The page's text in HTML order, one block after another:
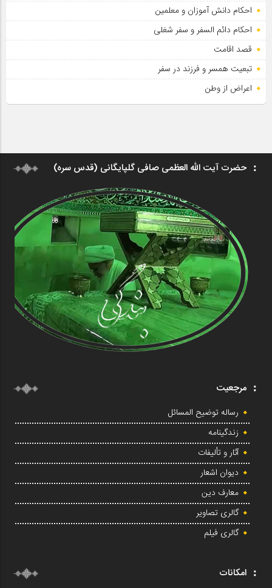
احکام دانش آموزان و معلمین
احکام دائم السفر و سفر شغلی
قصد اقامت
تبعیت همسر و فرزند در سفر
اعراض از وطن
حضرت آیت الله العظمی صافی گلپایگانی (قدس سره)
مرجعیت
رساله توضیح المسائل
زندگینامه
آثار و تألیفات
دیوان اشعار
معارف دین
گالری تصاویر
گالری فیلم
امکانات